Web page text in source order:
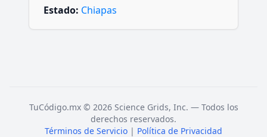
Estado: Chiapas
TuCódigo.mx © 2026 Science Grids, Inc. — Todos los
derechos reservados.
Términos de Servicio | Política de Privacidad